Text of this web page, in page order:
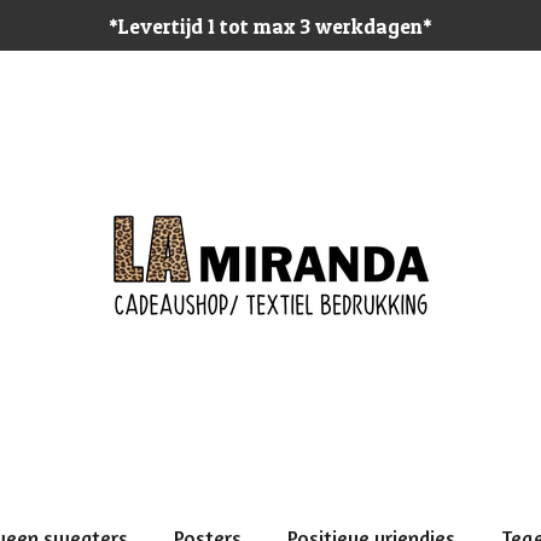
*Levertijd 1 tot max 3 werkdagen*